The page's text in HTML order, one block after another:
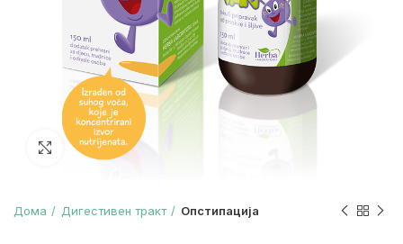
Зголеми
Дома Дигестивен тракт Опстипација